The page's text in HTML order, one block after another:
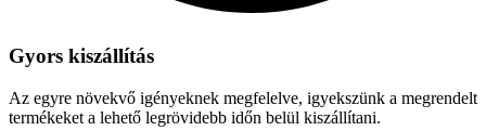
Gyors kiszállítás
Az egyre növekvő igényeknek megfelelve, igyekszünk a megrendelt
termékeket a lehető legrövidebb időn belül kiszállítani.